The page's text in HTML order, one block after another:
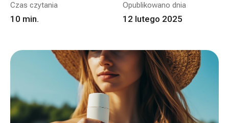
Czas czytania
10 min.
Opublikowano dnia
12 lutego 2025